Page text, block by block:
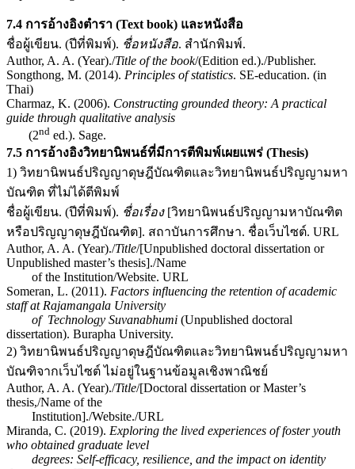
7.4 การอ้างอิงตำรา (Text book) และหนังสือ
ชื่อผู้เขียน. (ปีที่พิมพ์). ชื่อหนังสือ. สำนักพิมพ์.
Author, A. A. (Year)./Title of the book/(Edition ed.)./Publisher.
Songthong, M. (2014). Principles of statistics. SE-education. (in
Thai)
Charmaz, K. (2006). Constructing grounded theory: A practical
guide through qualitative analysis
(2nd ed.). Sage.
7.5 การอ้างอิงวิทยานิพนธ์ที่มีการตีพิมพ์เผยแพร่ (Thesis)
1) วิทยานิพนธ์ปริญญาดุษฎีบัณฑิตและวิทยานิพนธ์ปริญญามหา
บัณฑิต ที่ไม่ได้ตีพิมพ์
ชื่อผู้เขียน. (ปีที่พิมพ์). ชื่อเรื่อง[วิทยานิพนธ์ปริญญามหาบัณฑิต
หรือปริญญาดุษฎีบัณฑิต]. สถาบันการศึกษา. ชื่อเว็บไซต์. URL
Author, A. A. (Year)./Title/[Unpublished doctoral dissertation or
Unpublished master’s thesis]./Name
of the Institution/Website. URL
Someran, L. (2011). Factors influencing the retention of academic
staff at Rajamangala University
of Technology Suvanabhumi (Unpublished doctoral
dissertation). Burapha University.
2) วิทยานิพนธ์ปริญญาดุษฎีบัณฑิตและวิทยานิพนธ์ปริญญามหา
บัณฑิจากเว็บไซต์ ไม่อยู่ในฐานข้อมูลเชิงพาณิชย์
Author, A. A. (Year)./Title/[Doctoral dissertation or Master’s
thesis,/Name of the
Institution]./Website./URL
Miranda, C. (2019). Exploring the lived experiences of foster youth
who obtained graduate level
degrees: Self-efficacy, resilience, and the impact on identity